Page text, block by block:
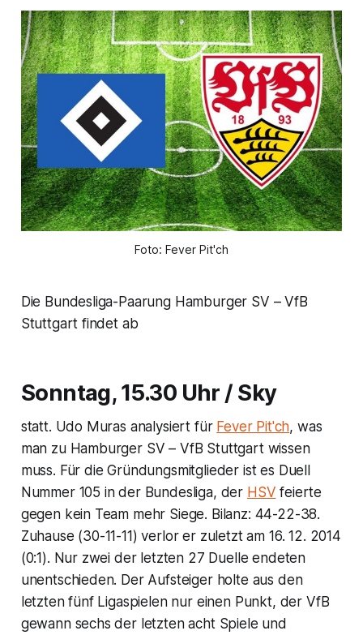
Foto: Fever Pit'ch
Die Bundesliga-Paarung Hamburger SV – VfB
Stuttgart findet ab
Sonntag, 15.30 Uhr / Sky
statt. Udo Muras analysiert für Fever Pit'ch, was
man zu Hamburger SV – VfB Stuttgart wissen
muss. Für die Gründungsmitglieder ist es Duell
Nummer 105 in der Bundesliga, der HSV feierte
gegen kein Team mehr Siege. Bilanz: 44-22-38.
Zuhause (30-11-11) verlor er zuletzt am 16. 12. 2014
(0:1). Nur zwei der letzten 27 Duelle endeten
unentschieden. Der Aufsteiger holte aus den
letzten fünf Ligaspielen nur einen Punkt, der VfB
gewann sechs der letzten acht Spiele und